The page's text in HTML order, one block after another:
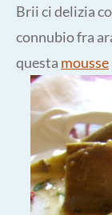
Brii ci delizia
connubio fra
questa mousse